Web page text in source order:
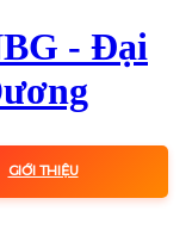
GIỚI THIỆU